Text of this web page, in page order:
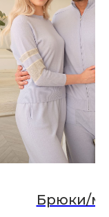
Брюки/м